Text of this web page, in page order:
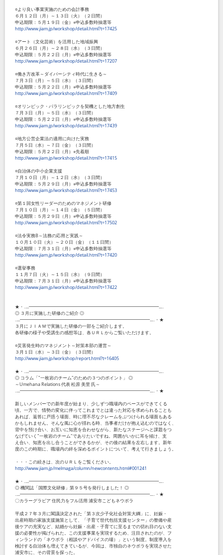
○より良い事業実施のための会計事務
６月１２日（月）～１３日（火）（２日間）
申込期限：５月１９日（金）※申込多数時抽選等
http://www.jiam.jp/workshop/detail.html?t=17425
○アート（文化芸術）を活用した地域振興
６月２６日（月）～２８日（水）（３日間）
申込期限：５月２２日（月）※申込多数時抽選等
http://www.jiam.jp/workshop/detail.html?t=17207
○働き方改革～ダイバーシティ時代に生きる～
７月３日（月）～５日（水）（３日間）
申込期限：５月２２日（月）※申込多数時抽選等
http://www.jiam.jp/workshop/detail.html?t=17409
○オリンピック・パラリンピックを契機とした地方創生
７月３日（月）～５日（水）（３日間）
申込期限：５月２２日（月）※申込多数時抽選等
http://www.jiam.jp/workshop/detail.html?t=17439
○地方公営企業法の適用に向けた実務
７月５日（水）～７日（金）（３日間）
申込期限：５月２２日（月）※先着順
http://www.jiam.jp/workshop/detail.html?t=17415
○自治体の中小企業支援
７月１０日（月）～１２日（水）（３日間）
申込期限：５月２９日（月）※申込多数時抽選等
http://www.jiam.jp/workshop/detail.html?t=17453
○第１回女性リーダーのためのマネジメント研修
７月１０日（月）～１４日（金）（５日間）
申込期限：５月２９日（月）※申込多数時抽選等
http://www.jiam.jp/workshop/detail.html?t=17502
○法令実務B～法務の応用と実践～
１０月１０日（火）～２０日（金）（１１日間）
申込期限：７月３１日（月）※申込多数時抽選等
http://www.jiam.jp/workshop/detail.html?t=17420
○選挙事務
１１月７日（火）～１５日（水）（９日間）
申込期限：７月３１日（月）※申込多数時抽選等
http://www.jiam.jp/workshop/detail.html?t=17422
★・‥...━━━━━━━━━━━━━━━━━━━━━━━━━━━━━...‥
◎ ３月に実施した研修のご紹介 ◎
‥...━━━━━━━━━━━━━━━━━━━━━━━━━━━━━...‥・★
３月にＪＩＡＭで実施した研修の一部をご紹介します。
各研修の様子や受講生の感想等は、各ＵＲＬからご覧いただけます。
○災害発生時のマネジメント～対策本部の運営～
３月１日（水）～３日（金）（３日間）
http://www.jiam.jp/workshop/report.html?t=16405
★・‥...━━━━━━━━━━━━━━━━━━━━━━━━━━━━━...‥
◎ コラム「"一枚岩のチーム"のための３つのポイント」 ◎
～Umehana Relations 代表 松原 美里 氏～
‥...━━━━━━━━━━━━━━━━━━━━━━━━━━━━━...‥・★
新しいメンバーでの新年度が始まり、少しずつ職場内のペースができてくる
頃。一方で、情勢の変化に伴ってこれまでとは違った対応を求められることも
あれば、返答に戸惑う場面、時に理不尽なクレームをぶつけられる場面もある
かもしれません。そんな風に心が揺れる時、当事者だけが抱え込むのではなく、
背中を預け合い、お互いに知恵を合わせながら、新たなステージへと課題をつ
なげていく"一枚岩のチーム"でありたいですね。周囲がいかに耳を傾け、支
え合い、知恵を出し合うことができるかが、その後の結果を左右します。新年
度のこの時期に、職場内の絆を深めるポイントについて、考えて行きましょう。
・・・この続きは、次のＵＲＬをご覧ください。
http://www.jiam.jp/melmaga/column/newcontents.html#001241
★・‥...━━━━━━━━━━━━━━━━━━━━━━━━━━━━━...‥
◎ 機関誌「国際文化研修」第９５号を発行しました！ ◎
‥...━━━━━━━━━━━━━━━━━━━━━━━━━━━━━...‥・★
〇カラーグラビア 住民力をフル活用 浦安市こどもネウボラ
平成２７年３月に閣議決定された「第３次少子化社会対策大綱」に、妊娠・
出産時期の家族支援施策として、「子育て世代包括支援センター」の整備や産
後ケアの充実など、結婚から妊娠・出産・子育てに至るまでの切れ目のない支
援の必要性が掲げられた。この支援事業を実現するため、注目されたのが、フ
ィンランドの「ネウボラ（相談やアドバイスの場）」という制度。制度導入を
検討する自治体も増えてきているが、今回は、市独自のネウボラを実現させた
浦安市に、その背景を探った。